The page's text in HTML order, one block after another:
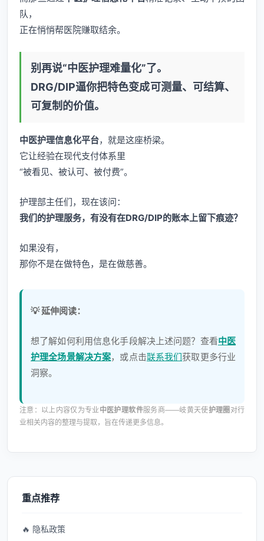
队，
正在悄悄帮医院赚取结余。
别再说“中医护理难量化”了。
DRG/DIP逼你把特色变成可测量、可结算、
可复制的价值。
中医护理信息化平台，就是这座桥梁。
它让经验在现代支付体系里
“被看见、被认可、被付费”。
护理部主任们，现在该问：
我们的护理服务，有没有在DRG/DIP的账本上留下痕迹？
如果没有，
那你不是在做特色，是在做慈善。
💡 延伸阅读：
想了解如何利用信息化手段解决上述问题？查看中医
护理全场景解决方案，或点击联系我们获取更多行业
洞察。
注意：以上内容仅为专业中医护理软件服务商——岐黄天使护理圈 对行
业相关内容的整理与提取，旨在传递更多信息。
重点推荐
🔥 隐私政策